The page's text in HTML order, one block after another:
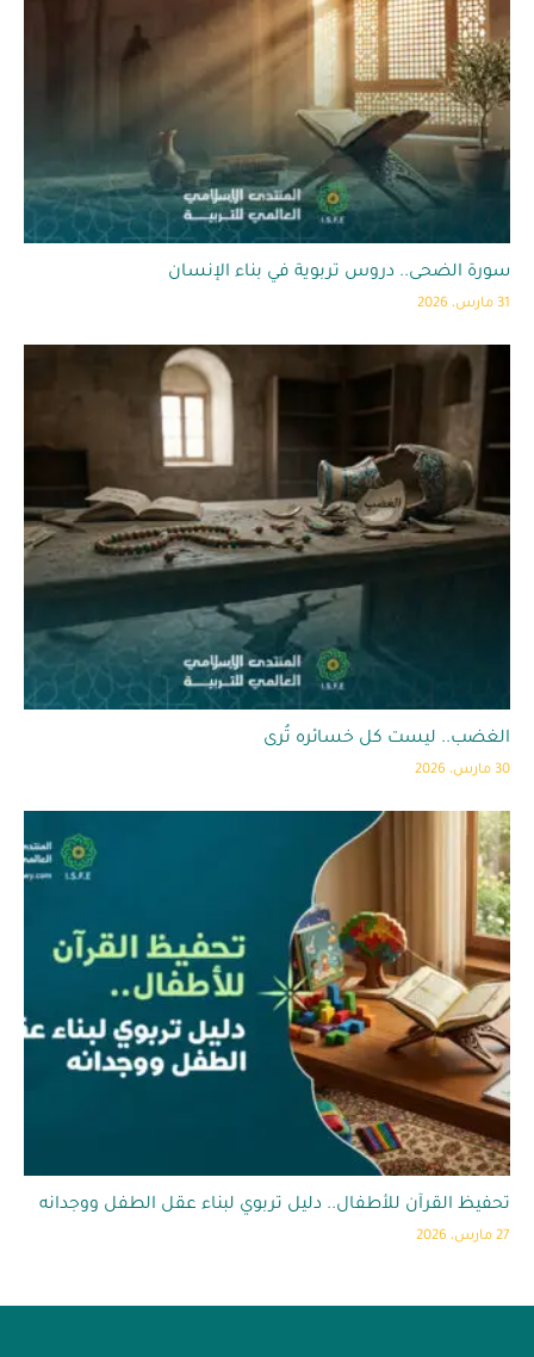
سورة الضحى.. دروس تربوية في بناء الإنسان
31 مارس، 2026
الغضب.. ليست كل خسائره تُرى
30 مارس، 2026
تحفيظ القرآن للأطفال.. دليل تربوي لبناء عقل الطفل ووجدانه
27 مارس، 2026